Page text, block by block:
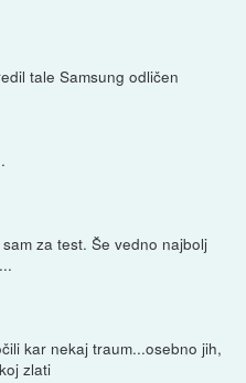
tale Samsung odličen
za test. Še vedno najbolj
kar nekaj traum...osebno jih,
zlati